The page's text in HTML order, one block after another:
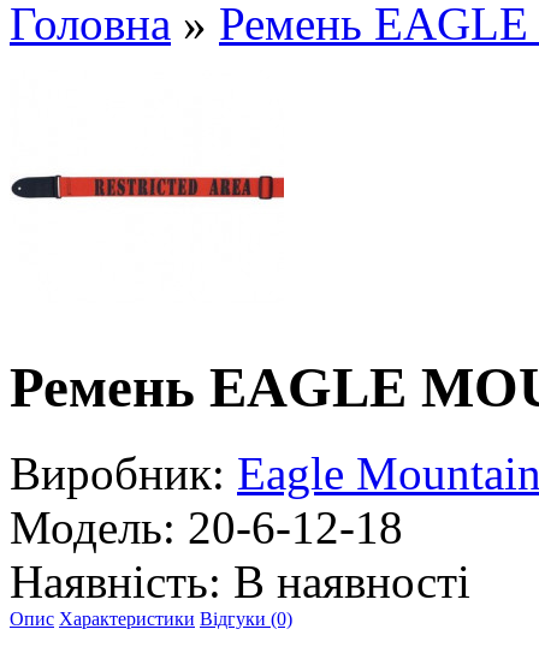
Головна » Ремень
Ремень EAGLE
Виробник: Eagle
Модель: 20-6-12-18
Наявність: В наявності
Опис Характеристики Відгуки (0)